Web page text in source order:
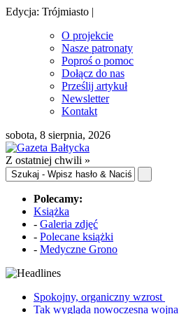
Edycja: Trójmiasto |
O projekcie
Nasze patronaty
Poproś o pomoc
Dołącz do nas
Prześlij artykuł
Newsletter
Kontakt
sobota, 8 sierpnia, 2026
Z ostatniej chwili »
Polecamy:
Książka
- Galeria zdjęć
- Polecane książki
- Medyczne Grono
Spokojny, organiczny wzrost
Tak wygląda nowoczesna wojna